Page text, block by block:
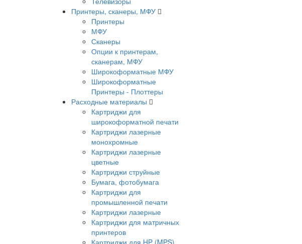
Принтеры, сканеры, МФУ
Принтеры
МФУ
Сканеры
Опции к принтерам,
сканерам, МФУ
Широкоформатные МФУ
Широкоформатные
Принтеры - Плоттеры
Расходные материалы
Картриджи для
широкоформатной печати
Картриджи лазерные
монохромные
Картриджи лазерные
цветные
Картриджи струйные
Бумага, фотобумага
Картриджи для
промышленной печати
Картриджи лазерные
Картриджи для матричных
принтеров
Картриджи для HP (MPS)